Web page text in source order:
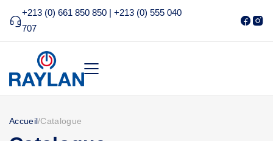
+213 (0) 661 850 850 | +213 (0) 555 040
707
Accueil/Catalogue